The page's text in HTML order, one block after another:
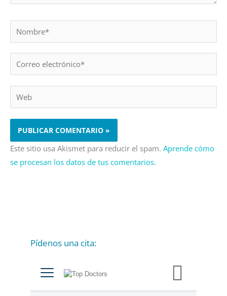
Nombre*
Correo
electrónico*
Web
Este sitio usa Akismet para reducir el spam. Aprende cómo
se procesan los datos de tus comentarios.
Pídenos una cita:
C